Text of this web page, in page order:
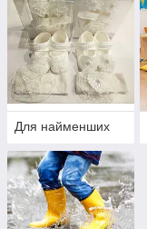
Для найменших